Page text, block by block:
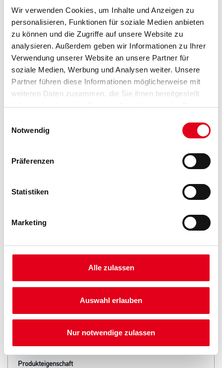
Wir verwenden Cookies, um Inhalte und Anzeigen zu
personalisieren, Funktionen für soziale Medien anbieten
zu können und die Zugriffe auf unsere Website zu
analysieren. Außerdem geben wir Informationen zu Ihrer
Verwendung unserer Website an unsere Partner für
soziale Medien, Werbung und Analysen weiter. Unsere
Partner führen diese Informationen möglicherweise mit
weiteren Daten zusammen, die Sie ihnen bereitgestellt
haben oder die sie im Rahmen Ihrer Nutzung der Dienste
Notwendig
Präferenzen
Statistiken
Marketing
Alle zulassen
Auswahl erlauben
Nur notwendige zulassen
Umrechnungsfaktoren
VIELLEICHT GEFÄLLT IHNEN AUCH...
NMC Adefix Kleber 310ml
sehen
PRODUKTEIGENSCHAFTEN
Produkteigenschaft